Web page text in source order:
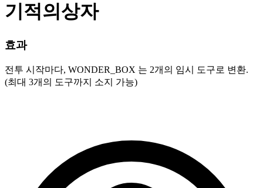
기적의상자
효과
전투 시작마다, WONDER_BOX 는 2개의 임시 도구로 변환.
(최대 3개의 도구까지 소지 가능)